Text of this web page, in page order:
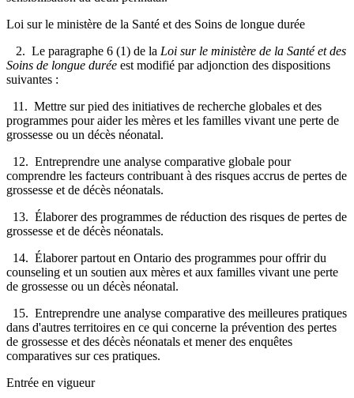
Loi sur le ministère de la Santé et des Soins de longue durée
2. Le paragraphe 6 (1) de la Loi sur le ministère de la Santé et des
Soins de longue durée est modifié par adjonction des dispositions
suivantes :
11. Mettre sur pied des initiatives de recherche globales et des
programmes pour aider les mères et les familles vivant une perte de
grossesse ou un décès néonatal.
12. Entreprendre une analyse comparative globale pour
comprendre les facteurs contribuant à des risques accrus de pertes de
grossesse et de décès néonatals.
13. Élaborer des programmes de réduction des risques de pertes de
grossesse et de décès néonatals.
14. Élaborer partout en Ontario des programmes pour offrir du
counseling et un soutien aux mères et aux familles vivant une perte
de grossesse ou un décès néonatal.
15. Entreprendre une analyse comparative des meilleures pratiques
dans d'autres territoires en ce qui concerne la prévention des pertes
de grossesse et des décès néonatals et mener des enquêtes
comparatives sur ces pratiques.
Entrée en vigueur